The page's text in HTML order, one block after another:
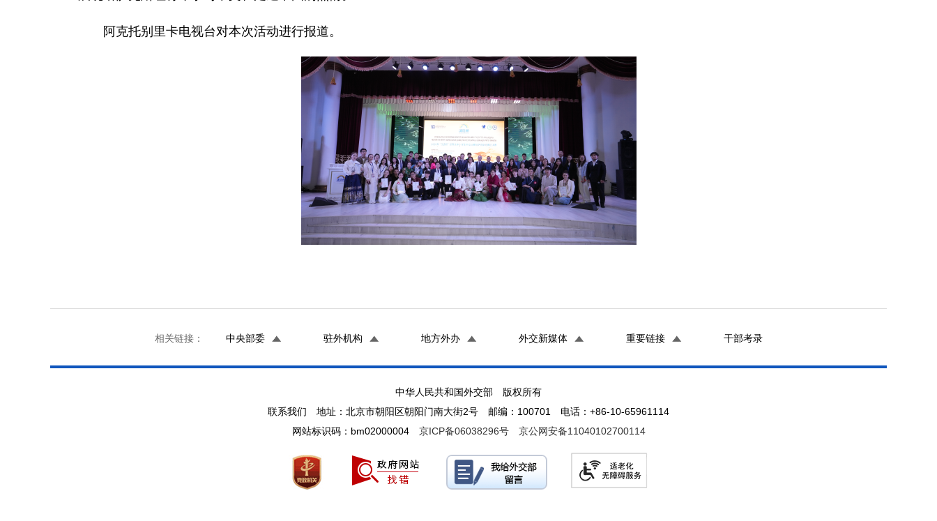
阿克托别里卡电视台对本次活动进行报道。
相关链接： 中央部委 驻外机构 地方外办 外交新媒体 重要链接 干部考录
中华人民共和国外交部 版权所有
联系我们 地址：北京市朝阳区朝阳门南大街2号 邮编：100701 电话：+86-10-65961114
网站标识码：bm02000004 京ICP备06038296号 京公网安备11040102700114